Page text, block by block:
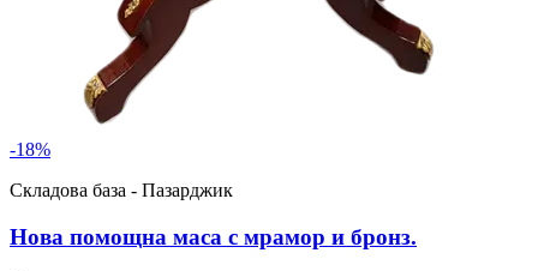
-18%
Складова база - Пазарджик
Нова помощна маса с мрамор и бронз.